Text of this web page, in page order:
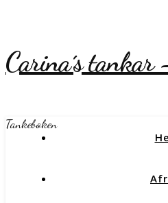
Carina´s tankar
Tankeboken